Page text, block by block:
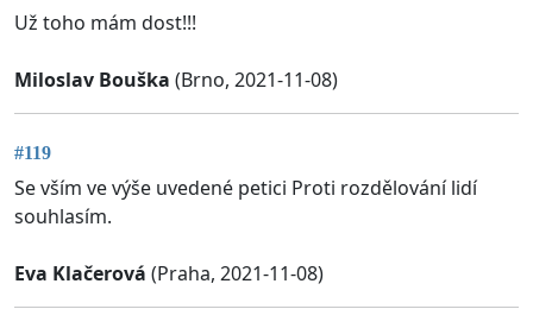
Už toho mám dost!!!
Miloslav Bouška (Brno, 2021-11-08)
#119
Se vším ve výše uvedené petici Proti rozdělování lidí
souhlasím.
Eva Klačerová (Praha, 2021-11-08)